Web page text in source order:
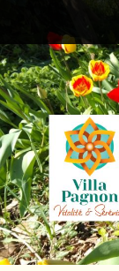
i
n
m
e
n
u
i
p
t
o
c
o
n
t
e
n
t